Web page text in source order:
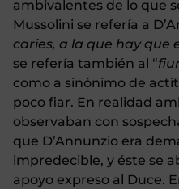
ambivalentes de lo que
Mussolini se refería a
caries, a la que hay que
se refería también al “
como a sinónimo de
poco fiar. En realidad
observaban con
que D’Annunzio era
impredecible, y éste se
apoyo expreso al Duce.